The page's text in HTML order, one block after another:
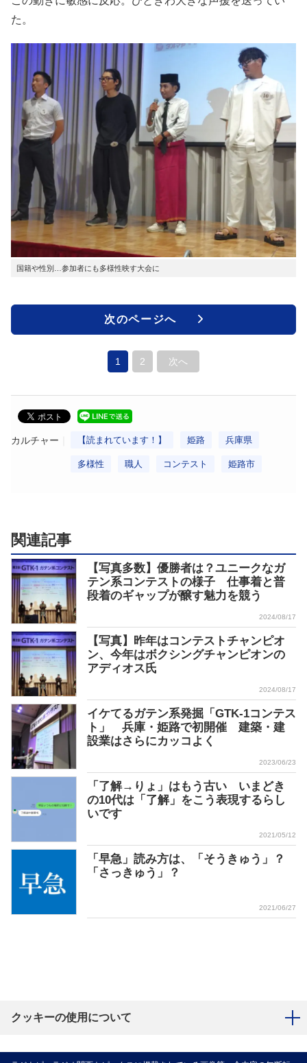
た。
国籍や性別…参加者にも多様性映す大会に
次のページへ
1 2 次へ
カルチャー 【読まれています！】 姫路 兵庫県
多様性 職人 コンテスト 姫路市
関連記事
【写真多数】優勝者は？ユニークなガ
テン系コンテストの様子 仕事着と普
段着のギャップが醸す魅力を競う
2024/08/17
【写真】昨年はコンテストチャンピオ
ン、今年はボクシングチャンピオンの
アディオス氏
2024/08/17
イケてるガテン系発掘「GTK-1コンテス
ト」 兵庫・姫路で初開催 建築・建
設業はさらにカッコよく
2023/06/23
「了解→りょ」はもう古い いまどき
の10代は「了解」をこう表現するらし
いです
2021/05/12
「早急」読み方は、「そうきゅう」？
「さっきゅう」？
2021/06/27
クッキーの使用について